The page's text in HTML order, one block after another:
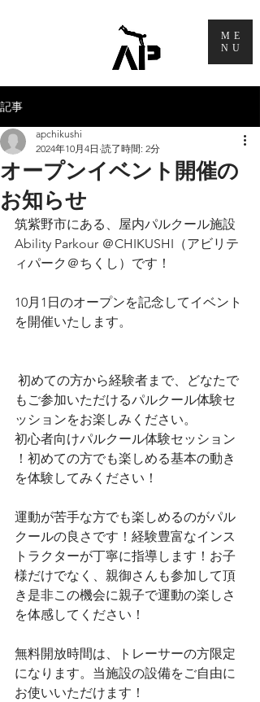
ME
NU
記事
オープンイベント開催の
お知らせ
apchikushi
2024年10月4日 読了時間: 2分
筑紫野市にある、屋内パルクール施設
Ability Parkour ＠CHIKUSHI（アビリテ
ィパーク＠ちくし）です！
10月1日のオープンを記念してイベント
を開催いたします。
もご参加いただけるパルクール体験セ
ッションをお楽しみください。
初心者向けパルクール体験セッション
！初めての方でも楽しめる基本の動き
を体験してみください！
運動が苦手な方でも楽しめるのがパル
クールの良さです！経験豊富なインス
トラクターが丁寧に指導します！お子
様だけでなく、親御さんも参加して頂
き是非この機会に親子で運動の楽しさ
を体感してください！
無料開放時間は、トレーサーの方限定
になります。当施設の設備をご自由に
お使いいただけます！